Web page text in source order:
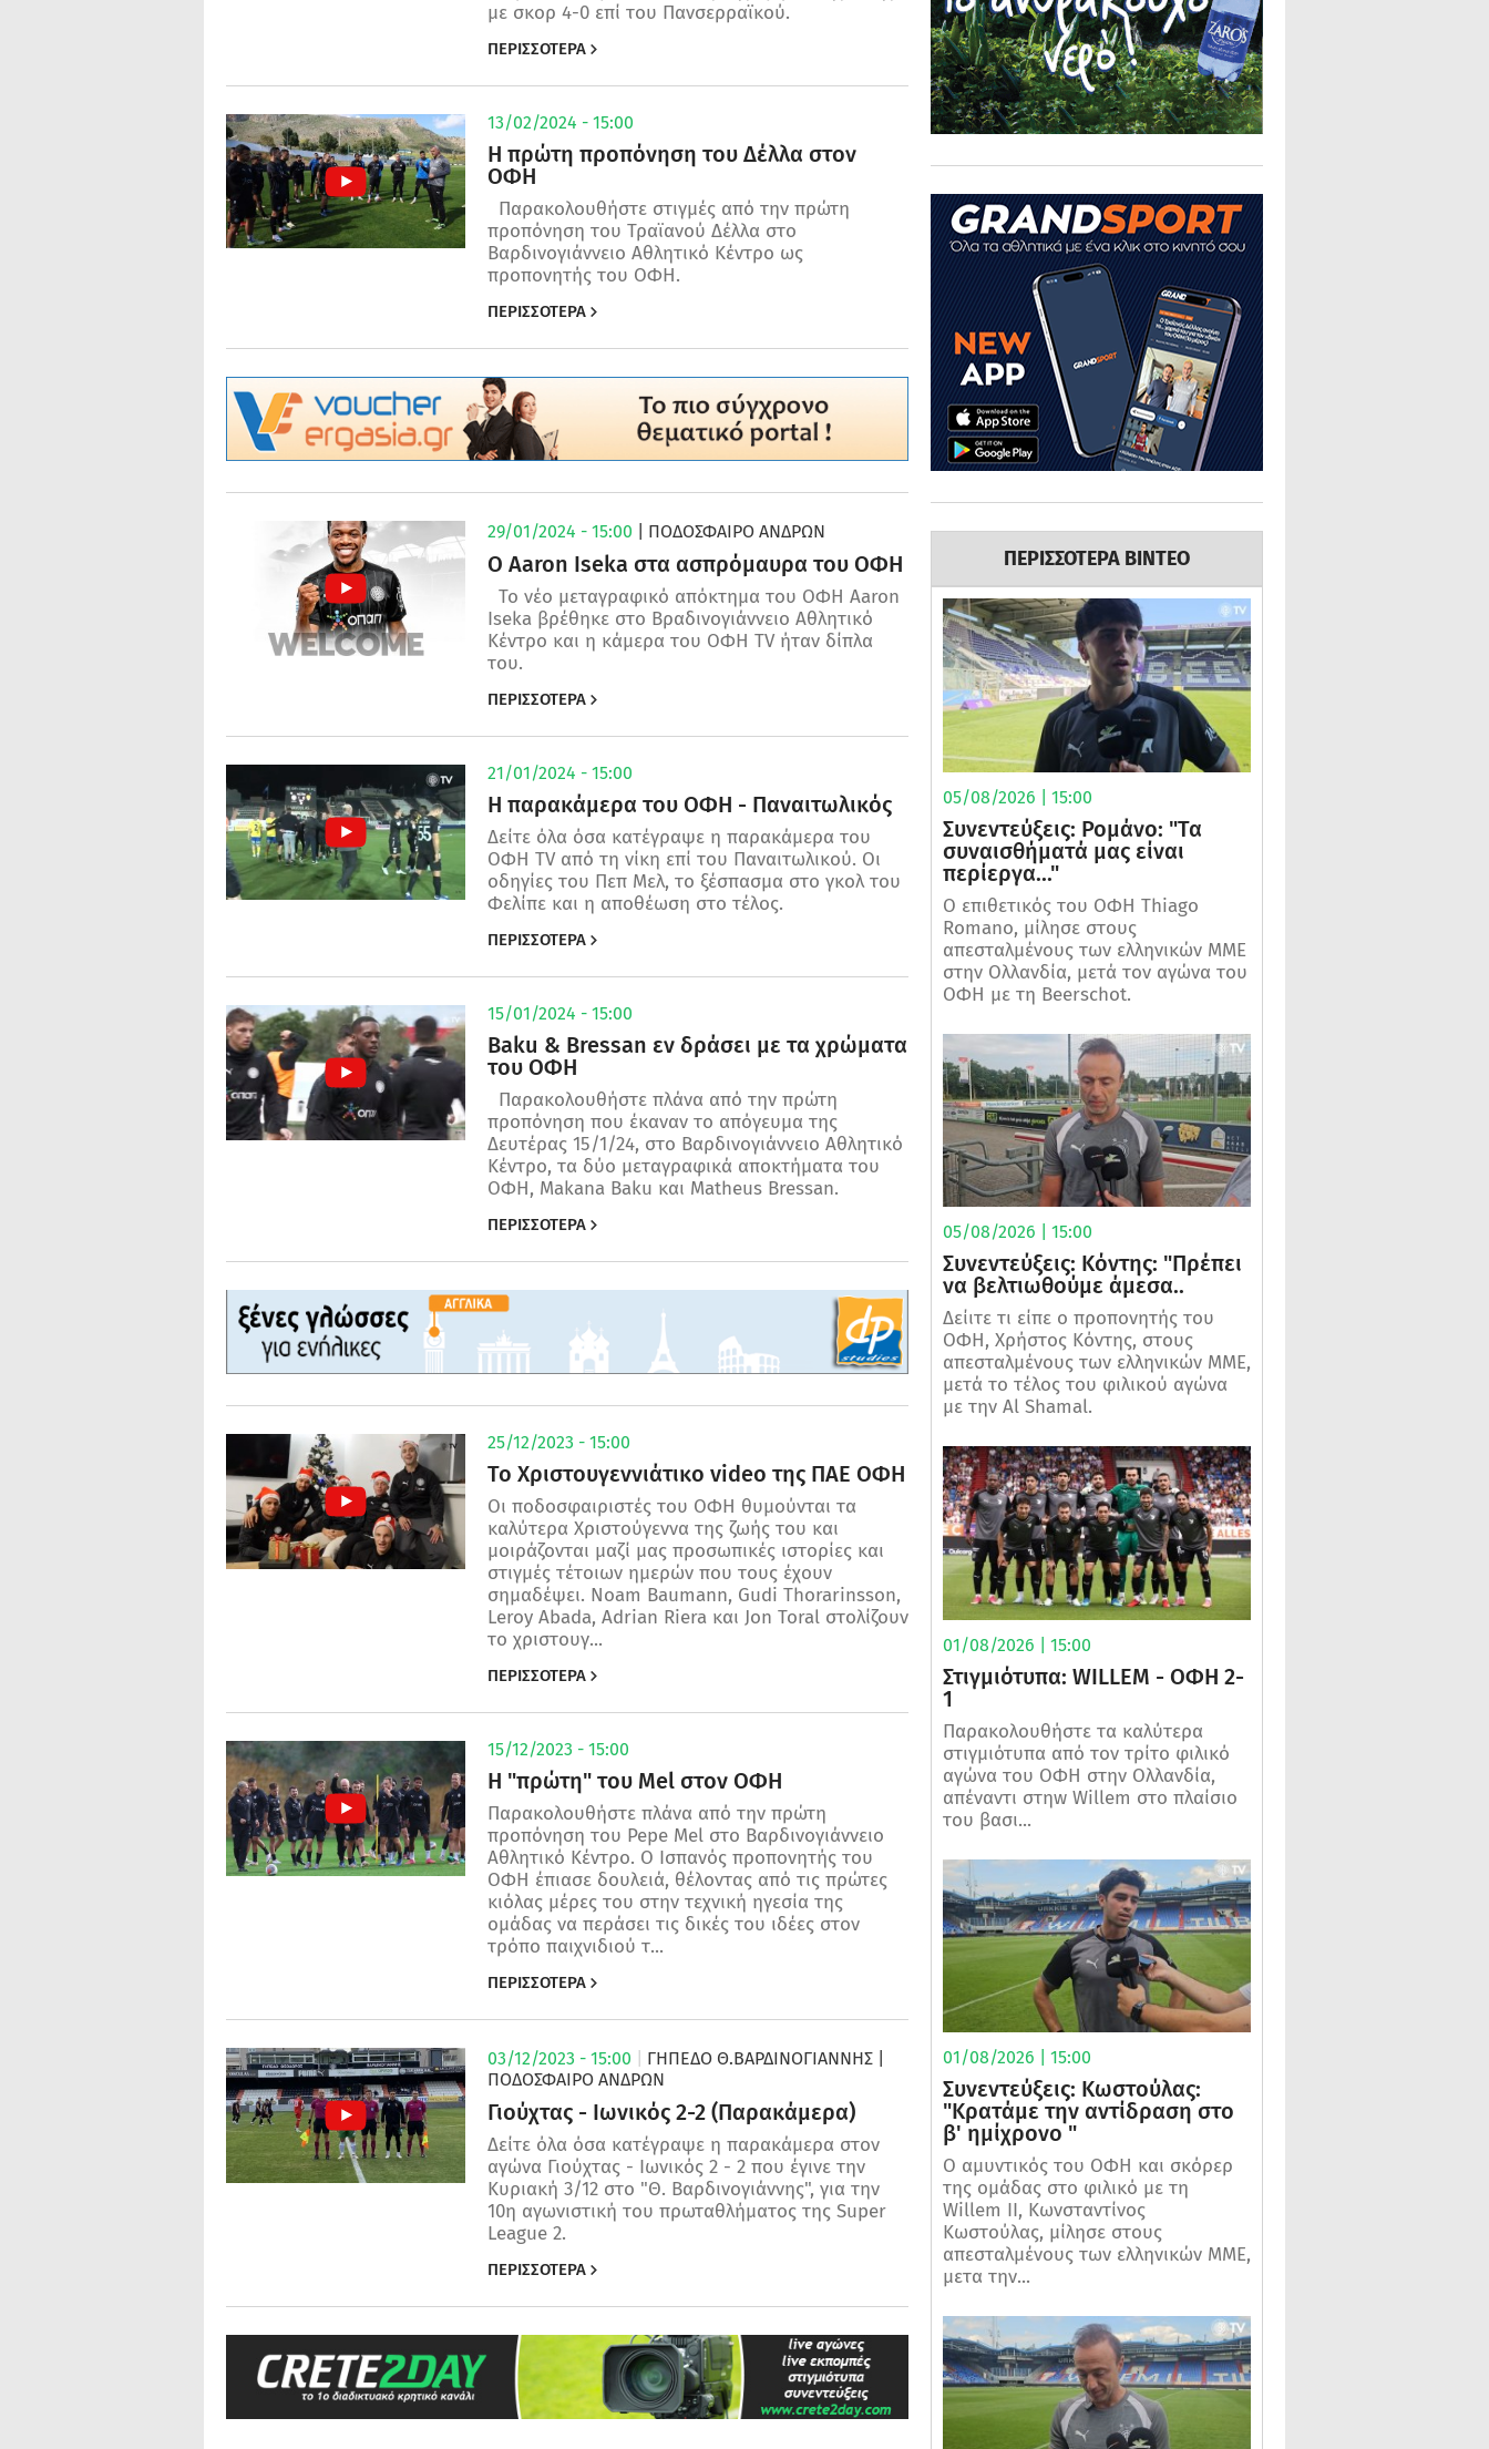
με σκορ 4-0 επί του Πανσερραϊκού.
ΠΕΡΙΣΣΟΤΕΡΑ
13/02/2024 - 15:00
Η πρώτη προπόνηση του Δέλλα στον
ΟΦΗ
Παρακολουθήστε στιγμές από την πρώτη
προπόνηση του Τραϊανού Δέλλα στο
Βαρδινογιάννειο Αθλητικό Κέντρο ως
προπονητής του ΟΦΗ.
ΠΕΡΙΣΣΟΤΕΡΑ
29/01/2024 - 15:00 | ΠΟΔΌΣΦΑΙΡΟ ΑΝΔΡΏΝ
Ο Aaron Iseka στα ασπρόμαυρα του ΟΦΗ
Το νέο μεταγραφικό απόκτημα του ΟΦΗ Aaron
Iseka βρέθηκε στο Βραδινογιάννειο Αθλητικό
Κέντρο και η κάμερα του ΟΦΗ TV ήταν δίπλα
του.
ΠΕΡΙΣΣΟΤΕΡΑ
21/01/2024 - 15:00
Η παρακάμερα του ΟΦΗ - Παναιτωλικός
Δείτε όλα όσα κατέγραψε η παρακάμερα του
ΟΦΗ TV από τη νίκη επί του Παναιτωλικού. Οι
οδηγίες του Πεπ Μελ, το ξέσπασμα στο γκολ του
Φελίπε και η αποθέωση στο τέλος.
ΠΕΡΙΣΣΟΤΕΡΑ
15/01/2024 - 15:00
Baku & Bressan εν δράσει με τα χρώματα
του ΟΦΗ
Παρακολουθήστε πλάνα από την πρώτη
προπόνηση που έκαναν το απόγευμα της
Δευτέρας 15/1/24, στο Βαρδινογιάννειο Αθλητικό
Κέντρο, τα δύο μεταγραφικά αποκτήματα του
ΟΦΗ, Makana Baku και Matheus Bressan.
ΠΕΡΙΣΣΟΤΕΡΑ
25/12/2023 - 15:00
Το Χριστουγεννιάτικο video της ΠΑΕ ΟΦΗ
Οι ποδοσφαιριστές του ΟΦΗ θυμούνται τα
καλύτερα Χριστούγεννα της ζωής του και
μοιράζονται μαζί μας προσωπικές ιστορίες και
στιγμές τέτοιων ημερών που τους έχουν
σημαδέψει. Noam Baumann, Gudi Thorarinsson,
Leroy Abada, Adrian Riera και Jon Toral στολίζουν
το χριστουγ...
ΠΕΡΙΣΣΟΤΕΡΑ
15/12/2023 - 15:00
Η "πρώτη" του Mel στον ΟΦΗ
Παρακολουθήστε πλάνα από την πρώτη
προπόνηση του Pepe Mel στο Βαρδινογιάννειο
Αθλητικό Κέντρο. Ο Ισπανός προπονητής του
ΟΦΗ έπιασε δουλειά, θέλοντας από τις πρώτες
κιόλας μέρες του στην τεχνική ηγεσία της
ομάδας να περάσει τις δικές του ιδέες στον
τρόπο παιχνιδιού τ...
ΠΕΡΙΣΣΟΤΕΡΑ
03/12/2023 - 15:00 ΓΗΠΕΔΟ Θ.ΒΑΡΔΙΝΟΓΙΑΝΝΗΣ
ΠΟΔΌΣΦΑΙΡΟ ΑΝΔΡΏΝ
Γιούχτας - Ιωνικός 2-2 (Παρακάμερα)
Δείτε όλα όσα κατέγραψε η παρακάμερα στον
αγώνα Γιούχτας - Ιωνικός 2 - 2 που έγινε την
Κυριακή 3/12 στο "Θ. Βαρδινογιάννης", για την
10η αγωνιστική του πρωταθλήματος της Super
League 2.
ΠΕΡΙΣΣΟΤΕΡΑ
ΠΕΡΙΣΣΟΤΕΡΑ ΒΙΝΤΕΟ
05/08/2026 | 15:00
Συνεντεύξεις: Ρομάνο: "Τα
συναισθήματά μας είναι
περίεργα..."
Ο επιθετικός του ΟΦΗ Thiago
Romano, μίλησε στους
απεσταλμένους των ελληνικών ΜΜΕ
στην Ολλανδία, μετά τον αγώνα του
ΟΦΗ με τη Beerschot.
05/08/2026 | 15:00
Συνεντεύξεις: Κόντης: "Πρέπει
να βελτιωθούμε άμεσα..
Δείιτε τι είπε ο προπονητής του
ΟΦΗ, Χρήστος Κόντης, στους
απεσταλμένους των ελληνικών ΜΜΕ,
μετά το τέλος του φιλικού αγώνα
με την Al Shamal.
01/08/2026 | 15:00
Στιγμιότυπα: WILLEM - ΟΦΗ 2-
1
Παρακολουθήστε τα καλύτερα
στιγμιότυπα από τον τρίτο φιλικό
αγώνα του ΟΦΗ στην Ολλανδία,
απέναντι στηw Willem στο πλαίσιο
του βασι...
01/08/2026 | 15:00
Συνεντεύξεις: Κωστούλας:
"Κρατάμε την αντίδραση στο
β' ημίχρονο "
Ο αμυντικός του ΟΦΗ και σκόρερ
της ομάδας στο φιλικό με τη
Willem II, Κωνσταντίνος
Κωστούλας, μίλησε στους
απεσταλμένους των ελληνικών ΜΜΕ,
μετα την...